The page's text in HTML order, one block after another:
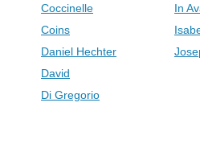
Coccinelle
Coins
Daniel Hechter
David
Di Gregorio
In